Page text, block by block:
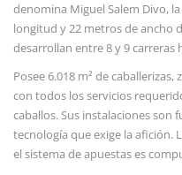
denomina Miguel Salem Divo,
longitud y 22 metros de ancho
desarrollan entre 8 y 9 carreras
Posee 6.018 m² de
con todos los servicios
caballos. Sus instalaciones son
tecnología que exige la afición.
el sistema de apuestas es